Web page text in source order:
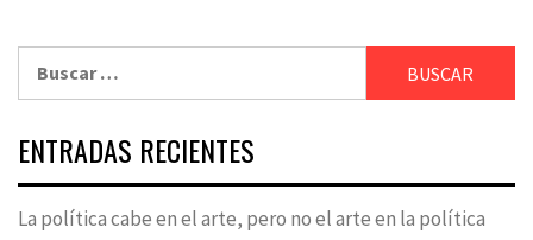
ENTRADAS RECIENTES
La política cabe en el arte, pero no el arte en la política